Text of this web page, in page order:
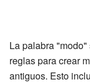
La palabra
reglas para crear
antiguos. Esto